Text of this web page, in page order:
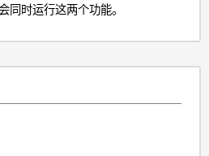
同时运行这两个功能。